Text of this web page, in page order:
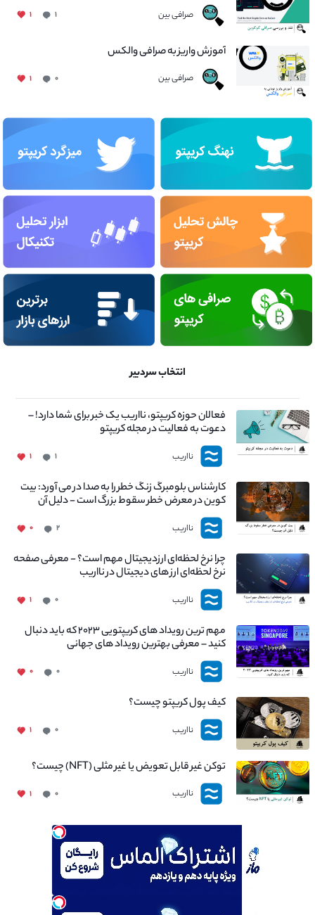
صرافی بین ۱ ۱
آموزش واریز به صرافی والکس
صرافی بین ۰ ۱
انتخاب سردبیر
فعالان حوزه کریپتو، نااریب یک خبر برای شما دارد! –
دعوت به فعالیت در مجله کریپتو
نااریب ۱ ۱
کارشناس بلومبرگ زنگ خطر را به صدا در می آورد: بیت
کوین در معرض خطر سقوط بزرگ است - دلیل آن
چیست؟
نااریب ۲ ۰
چرا نرخ لحظه‌ای ارزدیجیتال مهم است؟ - معرفی صفحه
نرخ لحظه‌ای ارز های دیجیتال در نااریب
نااریب ۰ ۱
مهم ترین رویداد های کریپتویی ۲۰۲۳ که باید دنبال
کنید – معرفی بهترین رویداد های جهانی
نااریب ۰ ۰
کیف پول کریپتو چیست؟
نااریب ۰ ۱
توکن غیر قابل تعویض یا غیر مثلی (NFT) چیست؟
نااریب ۰ ۱